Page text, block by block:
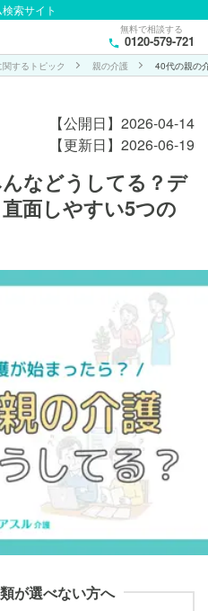
索サイト
無料で相談する
0120-579-721
するトピック 親の介護 40代の親の
【公開日】2026-04-14
【更新日】2026-06-19
などうしてる？デ
面しやすい5つの
が選べない方へ
次